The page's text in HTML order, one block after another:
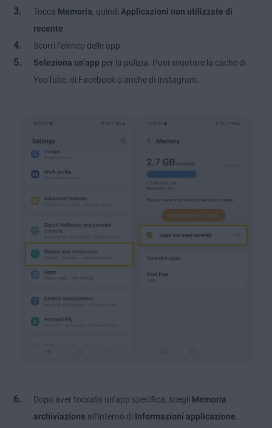
Tocca Memoria , quindi Applicazioni non utilizzate di
recente
Scorri l’elenco delle app.
Seleziona un’app per la pulizia. Puoi svuotare la cache di
YouTube, di Facebook o anche di Instagram.
Dopo aver toccato un’app specifica, scegli Memoria
archiviazione all’interno di Informazioni applicazione